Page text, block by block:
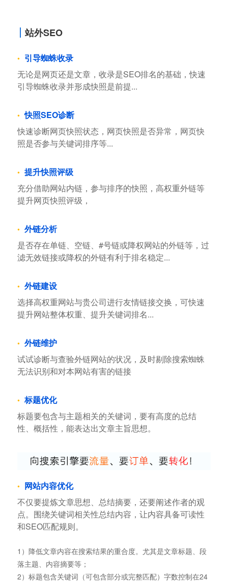
站外SEO
引导蜘蛛收录
无论是网页还是文章，收录是SEO排名的基础，快速
引导蜘蛛收录并形成快照是前提...
快照SEO诊断
快速诊断网页快照状态，网页快照是否异常，网页快
照是否参与关键词排序等...
提升快照评级
充分借助网站内链，参与排序的快照，高权重外链等
提升网页快照评级，
外链分析
是否存在单链、空链、#号链或降权网站的外链等，过
滤无效链接或降权的外链有利于排名稳定...
外链建设
选择高权重网站与贵公司进行友情链接交换，可快速
提升网站整体权重、提升关键词排名...
外链维护
试试诊断与查验外链网站的状况，及时剔除搜索蜘蛛
无法识别和对本网站有害的链接
标题优化
标题要包含与主题相关的关键词，要有高度的总结
性、概括性，能表达出文章主旨思想。
网站内容优化
不仅要提炼文章思想、总结摘要，还要阐述作者的观
点。围绕关键词相关性总结内容，让内容具备可读性
和SEO匹配规则。
1）降低文章内容在搜索结果的重合度。尤其是文章标题、段
落主题、内容摘要等；
2）标题包含关键词（可包含部分或完整匹配）字数控制在24